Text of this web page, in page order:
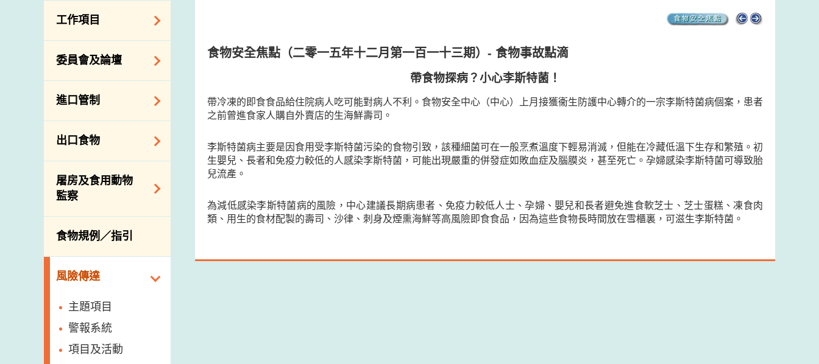
工作項目
降低膳食中的鈉和
糖
食物安全重點控制
系統
基因改造食物
資料
食物安全之風險評
估
食物事故應變及管
理
食物消費量調查
委員會及論壇
食物安全專家委員
會
消費者聯繫小組
進口管制
食物進口商和食物
分銷商登記制度
絡內地有關當局
進口食物管制
口檢驗
出口食物
出口驗證
出口食物往內地
出口商及業界的消
息
屠房及食用動物
監察
規管農業化學物及
獸醫藥物在食用動
物上的使用
屠房及疾病監測
宰前檢驗
宰後檢驗
豬隻流感病毒監測
結果
食物規例／指引
風險傳達
主題項目
警報系統
項目及活動
食物安全焦點（二零一五年十二月第一百一十三期）- 食物事故點滴
帶食物探病？小心李斯特菌！
帶冷凍的即食食品給住院病人吃可能對病人不利。食物安全中心（中心）上月接獲衞生防護中心轉介的一宗李斯特菌病個案，患者
之前曾進食家人購自外賣店的生海鮮壽司。
李斯特菌病主要是因食用受李斯特菌污染的食物引致，該種細菌可在一般烹煮溫度下輕易消滅，但能在冷藏低溫下生存和繁殖。初
生嬰兒、長者和免疫力較低的人感染李斯特菌，可能出現嚴重的併發症如敗血症及腦膜炎，甚至死亡。孕婦感染李斯特菌可導致胎
兒流產。
為減低感染李斯特菌病的風險，中心建議長期病患者、免疫力較低人士、孕婦、嬰兒和長者避免進食軟芝士、芝士蛋糕、凍食肉
類、用生的食材配製的壽司、沙律、刺身及煙熏海鮮等高風險即食食品，因為這些食物長時間放在雪櫃裏，可滋生李斯特菌。